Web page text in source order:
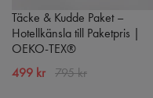
Täcke & Kudde Paket –
Hotellkänsla till Paketpris |
OEKO-TEX®
499 kr 795 kr